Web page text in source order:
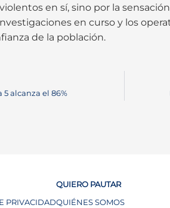
en sí, sino por la
en curso y los
de la población.
alcanza el 86%
PRIVACIDAD
QUIERO PAUTAR
QUIÉNES SOMOS